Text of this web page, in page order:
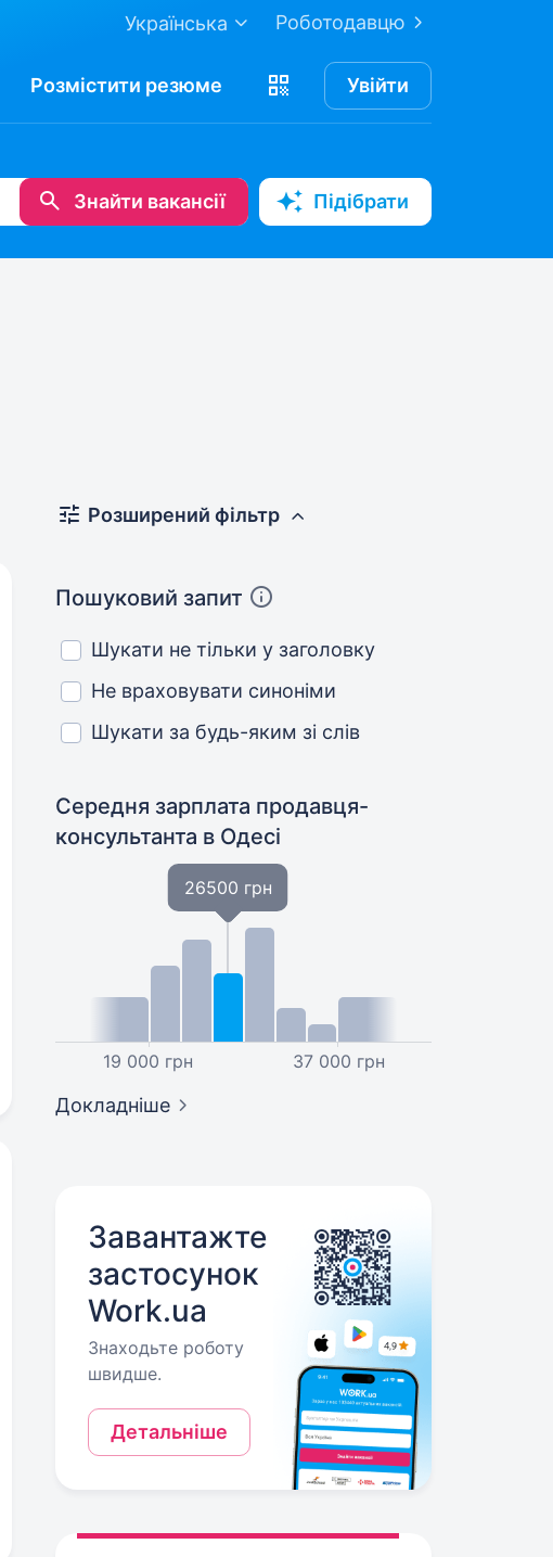
Роботодавцю
Українська
Розмістити резюме Увійти
Знайти вакансії Підібрати
Розширений фільтр
Пошуковий запит
Шукати не тільки у заголовку
Не враховувати синоніми
Шукати за будь-яким зі слів
Середня зарплата продавця-
консультанта в Одесі
19 000 грн
26500 грн
37 000 грн
Докладніше
Завантажте
застосунок
Work.ua
Знаходьте роботу
швидше.
Детальніше